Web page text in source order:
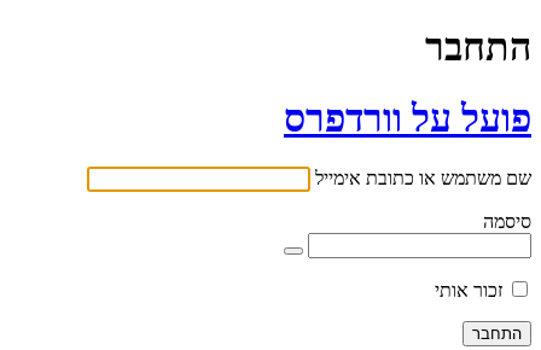
התחבר
פועל על וורדפרס
שם משתמש או כתובת אימייל
סיסמה
זכור אותי